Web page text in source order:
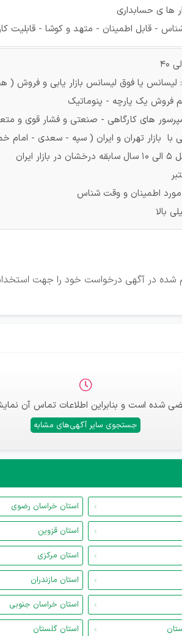
ها ی حسابداری
- قابل اطمینان - متهد و کوشا - قابلیت
یا فوق لیسانس بازار یابی و فروش (
فروش یک پارچه - پنوماتیک
های کارگاهی - صنعتی و فشار قوی و
با بازار تهران و ایران ( سپه - سعدی - امام
اطمینان و وقت شناس
بالا
شده در آگهی درخواست خود را جهت
شده است و بنابراین اطلاعات تماس آن
جستجوی سایر آگهی‌های مشابه
استان خراسان رضوی
استان قزوین
استان مرکزی
استان مازندران
استان خراسان جنوبی
استان گلستان